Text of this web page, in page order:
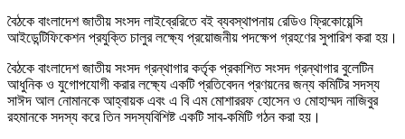
বৈঠকে বাংলাদেশ জাতীয় সংসদ লাইব্রেরিতে বই ব্যবস্থাপনায় রেডিও ফ্রিকোয়েন্সি
আইডেন্টিফিকেশন প্রযুক্তি চালুর লক্ষ্যে প্রয়োজনীয় পদক্ষেপ গ্রহণের সুপারিশ করা হয়।
বৈঠকে বাংলাদেশ জাতীয় সংসদ গ্রন্থাগার কর্তৃক প্রকাশিত সংসদ গ্রন্থাগার বুলেটিন
আধুনিক ও যুগোপযোগী করার লক্ষ্যে একটি প্রতিবেদন প্রণয়নের জন্য কমিটির সদস্য
সাঈদ আল নোমানকে আহ্বায়ক এবং এ বি এম মোশাররফ হোসেন ও মোহাম্মদ নাজিবুর
রহমানকে সদস্য করে তিন সদস্যবিশিষ্ট একটি সাব-কমিটি গঠন করা হয়।